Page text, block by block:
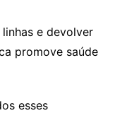
e devolver
promove saúde
esses